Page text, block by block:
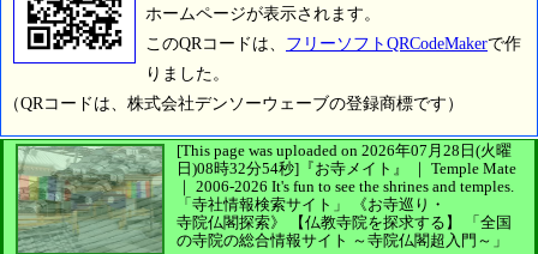
ホームページが表示されます。
このQRコードは、 フリーソフトQRCodeMakerで作
りました。
（QRコードは、株式会社デンソーウェーブの登録商標です）
[This page was uploaded on 2026年07月28日(火曜
日)08時32分54秒] 『お寺メイト』 ｜ Temple Mate
｜ 2006-2026 It's fun to see the shrines and temples.
「寺社情報検索サイト」
《お寺巡り・
寺院仏閣探索》
【仏教寺院を探求する】
「全国
の寺院の総合情報サイト ～寺院仏閣超入門～」